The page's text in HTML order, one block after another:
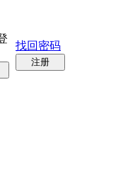
找回密码
注册